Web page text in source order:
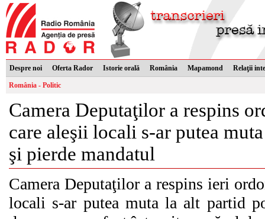
Despre noi Oferta Rador Istorie orală România Mapamond Relaţii
România - Politic
Camera Deputaţilor a respins
care aleşii locali s-ar putea
şi pierde mandatul
Camera Deputaţilor a respins ieri
locali s-ar putea muta la alt partid